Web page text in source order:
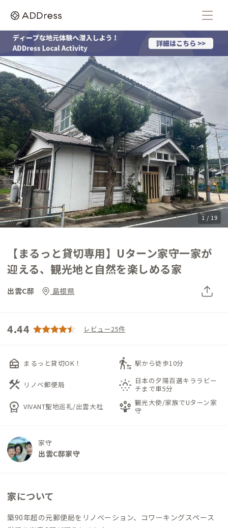
1 / 19
【まるっと貸切専用】Uターン家守一家が
迎える、観光地と自然を楽しめる家
出雲C邸 島根県
4.44 レビュー25件
nest_multi_room まるっと貸切OK！ transfer_within_a_station 駅から徒歩10分
construction リノベ郵便局 sunny_snowing 日本の夕陽百選キララビー
チまで車5分
workspace_premium VIVANT聖地巡礼/出雲大社 person_play 観光大使/家族でUターン家
守
家守
出雲C邸家守
家について
築90年超の元郵便局をリノベーション、コワーキングスペース